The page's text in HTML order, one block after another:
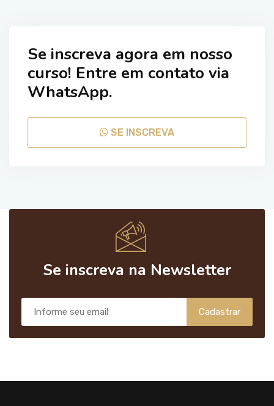
Se inscreva agora em nosso
curso! Entre em contato via
WhatsApp.
SE INSCREVA
Se inscreva na Newsletter
Cadastrar